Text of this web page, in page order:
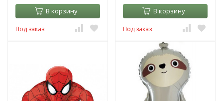
В корзину
Под заказ
В корзину
Под заказ